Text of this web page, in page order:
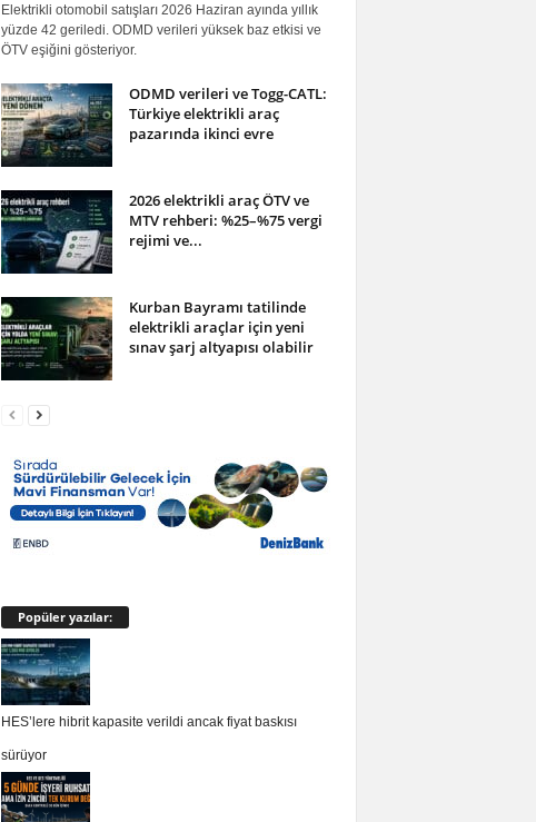
Elektrikli otomobil satışları 2026 Haziran ayında yıllık
yüzde 42 geriledi. ODMD verileri yüksek baz etkisi ve
ÖTV eşiğini gösteriyor.
ODMD verileri ve Togg-CATL:
Türkiye elektrikli araç
pazarında ikinci evre
2026 elektrikli araç ÖTV ve
MTV rehberi: %25–%75 vergi
rejimi ve...
Kurban Bayramı tatilinde
elektrikli araçlar için yeni
sınav şarj altyapısı olabilir
Popüler yazılar:
HES’lere hibrit kapasite verildi ancak fiyat baskısı
sürüyor